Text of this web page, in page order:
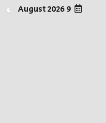
9 August 2026